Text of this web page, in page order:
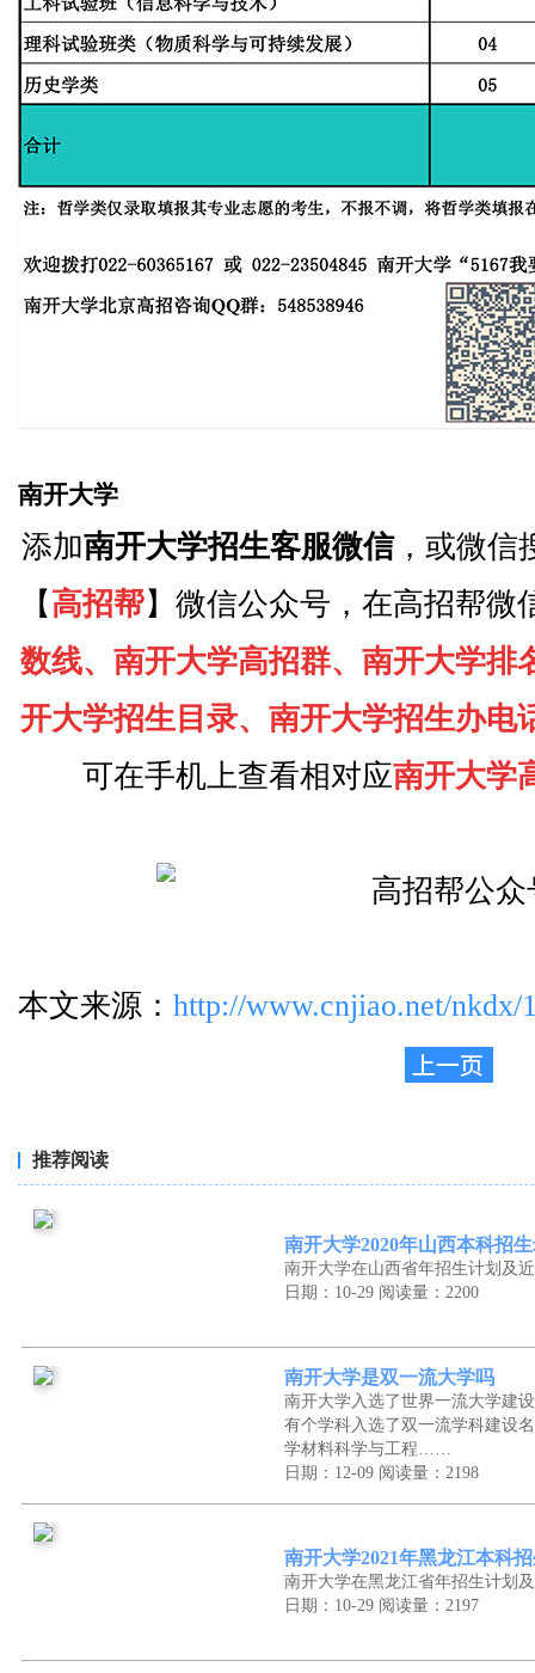
南开大学
添加南开大学招生客服微信，或微信
【 高招帮】微信公众号，在高招帮微
数线、南开大学高招群、南开大学排
开大学招生目录、南开大学招生办电
可在手机上查看相对应南开大学
本文来源： http://www.cnjiao.net/nkdx/
推荐阅读
南开大学2020年山西本科招
南开大学在山西省年招生计划及
日期：10-29 阅读量：2200
南开大学是双一流大学吗
南开大学入选了世界一流大学建
有个学科入选了双一流学科建设
学材料科学与工程……
日期：12-09 阅读量：2198
南开大学2021年黑龙江本科
南开大学在黑龙江省年招生计划
日期：10-29 阅读量：2197